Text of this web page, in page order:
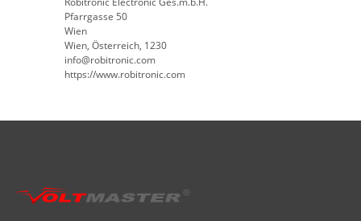
Pfarrgasse 50
Wien
Wien, Österreich, 1230
info@robitronic.com
https://www.robitronic.com